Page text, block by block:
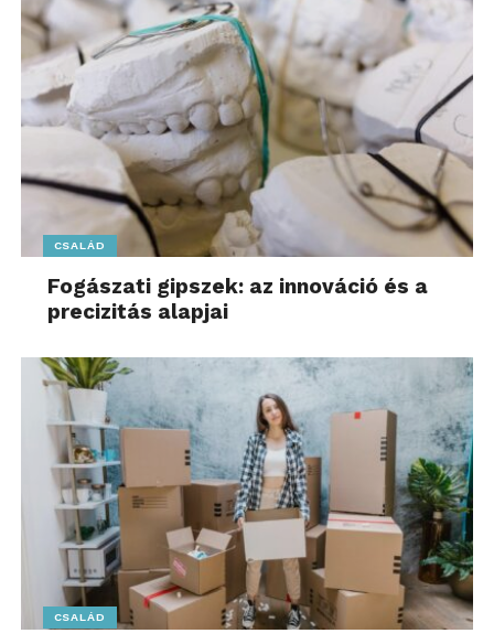
CSALÁD
Fogászati gipszek: az innováció és a
precizitás alapjai
CSALÁD